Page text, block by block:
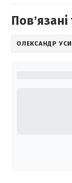
ОЛЕКСАНДР